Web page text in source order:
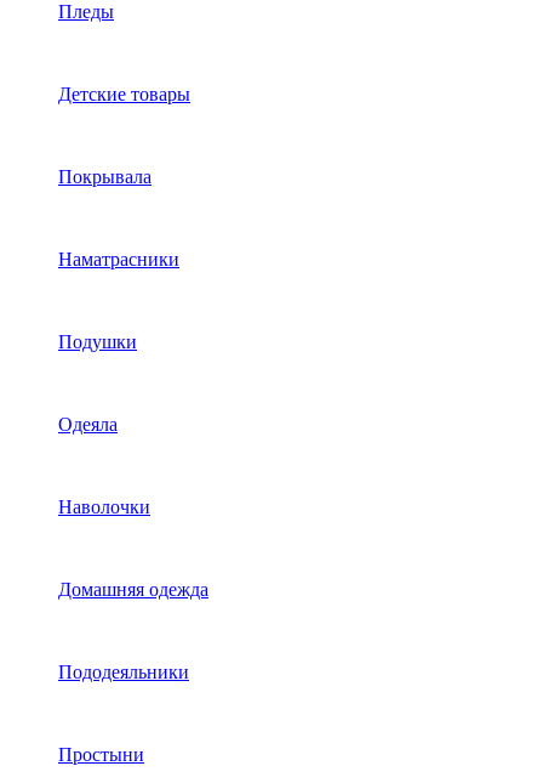
Пледы
Детские товары
Покрывала
Наматрасники
Подушки
Одеяла
Наволочки
Домашняя одежда
Пододеяльники
Простыни